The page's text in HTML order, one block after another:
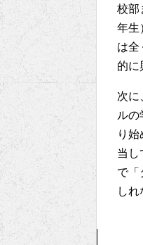
校部
年生
は全
的に
次に
ル
り
当し
で「
し